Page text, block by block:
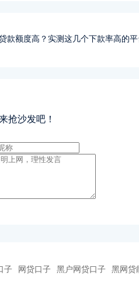
款额度高？实测这几个下款率高的平
抢沙发吧！
子 网贷口子 黑户网贷口子 黑网贷